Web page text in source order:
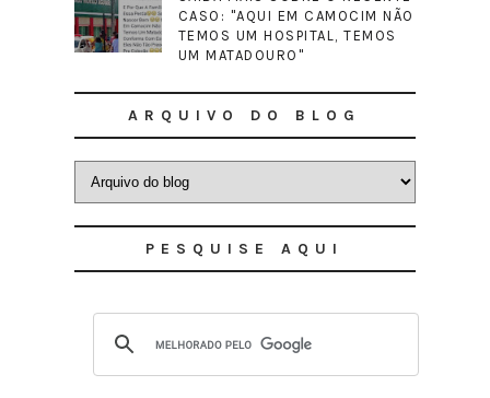
CASO: "AQUI EM CAMOCIM NÃO
TEMOS UM HOSPITAL, TEMOS
UM MATADOURO"
ARQUIVO DO BLOG
PESQUISE AQUI